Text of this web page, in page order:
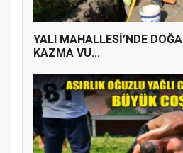
YALI MAHALLESİ’NDE
KAZMA VU...